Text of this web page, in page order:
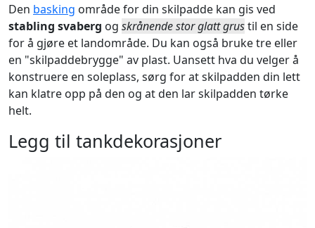
Den basking område for din skilpadde kan gis ved
stabling svaberg og skrånende stor glatt grustil en side
for å gjøre et landområde. Du kan også bruke tre eller
en "skilpaddebrygge" av plast. Uansett hva du velger å
konstruere en soleplass, sørg for at skilpadden din lett
kan klatre opp på den og at den lar skilpadden tørke
helt.
Legg til tankdekorasjoner